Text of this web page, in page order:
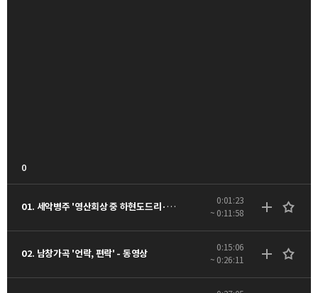
0
01. 세악병주 '영산회상 중 하현도드리·타령·군악' - 동영상
0:01:23
~ 0:11:58
02. 남창가곡 '언락, 편락' - 동영상
0:15:06
~ 0:26:11